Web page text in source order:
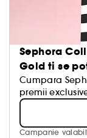
Sephora
Gold ti se
Cumpara
premii
Campanie